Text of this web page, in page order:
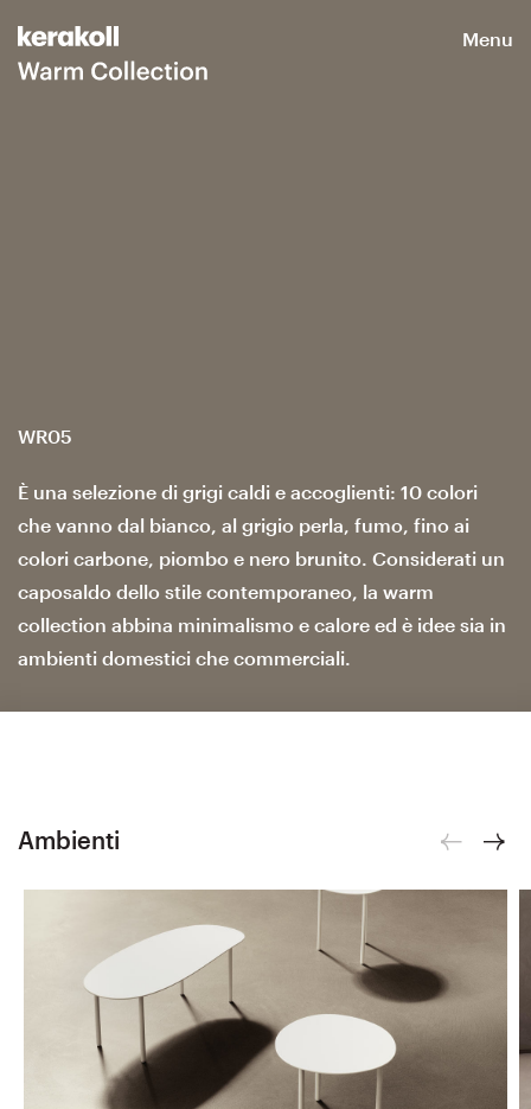
Menu
WR05
È una selezione di grigi caldi e accoglienti: 10 colori
che vanno dal bianco, al grigio perla, fumo, fino ai
colori carbone, piombo e nero brunito. Considerati un
caposaldo dello stile contemporaneo, la warm
collection abbina minimalismo e calore ed è idee sia in
ambienti domestici che commerciali.
Ambienti